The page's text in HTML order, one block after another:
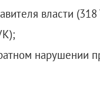
власти
нарушении